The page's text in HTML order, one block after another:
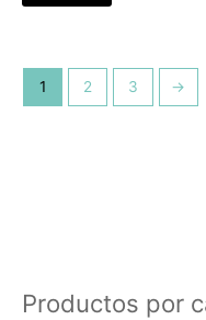
Productos por
1 2 3 →